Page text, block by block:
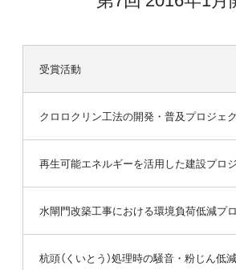
受賞活動
クロロクリン工法の開発・普及プロジェ
再生可能エネルギーを活用した建設プロ
水閘門改築工事における環境負荷低減プ
杭頭（くいとう）処理時の騒音・粉じん低